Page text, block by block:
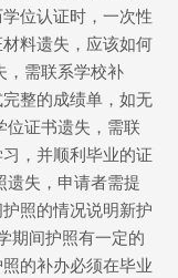
位认证时，一次性
料遗失，应该如何
，需联系学校补
整的成绩单，如无
位证书遗失，需联
，并顺利毕业的证
遗失，申请者需提
照的情况说明新护
期间护照有一定的
的补办必须在毕业